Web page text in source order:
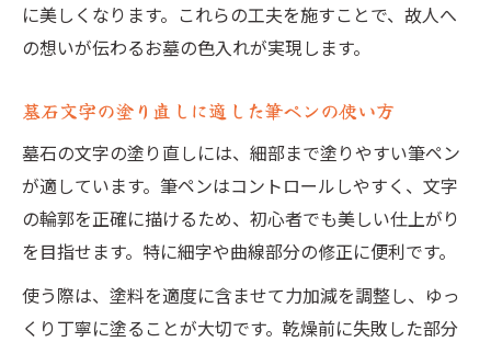
に美しくなります。これらの工夫を施すことで、故人へ
の想いが伝わるお墓の色入れが実現します。
墓石文字の塗り直しに適した筆ペンの使い方
墓石の文字の塗り直しには、細部まで塗りやすい筆ペン
が適しています。筆ペンはコントロールしやすく、文字
の輪郭を正確に描けるため、初心者でも美しい仕上がり
を目指せます。特に細字や曲線部分の修正に便利です。
使う際は、塗料を適度に含ませて力加減を調整し、ゆっ
くり丁寧に塗ることが大切です。乾燥前に失敗した部分